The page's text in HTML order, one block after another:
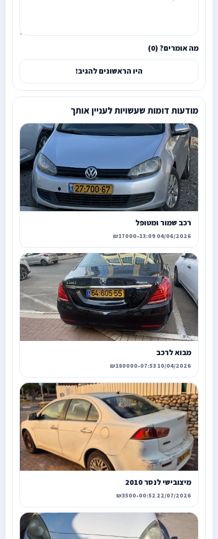
מה אומרים? (0)
היו הראשונים להגיב!
מודעות דומות שעשויות לעניין אותך
רכב שמור ומטופל
04/06/2026 13:09
•
₪17000
מבוא לרכב
10/04/2026 07:53
•
₪180000
מיצובישי לנסר 2010
22/07/2026 00:52
•
₪3500